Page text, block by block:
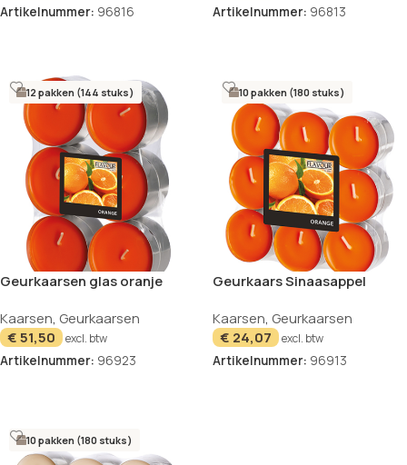
Artikelnummer: 96816 Artikelnummer: 96813
12 pakken (144 stuks)
Geurkaarsen glas oranje
Kaarsen, Geurkaarsen
€51,50 excl. btw
Artikelnummer: 96923
10 pakken (180 stuks)
Geurkaars Sinaasappel
Kaarsen, Geurkaarsen
€ 24,07 excl. btw
Artikelnummer: 96913
10 pakken (180 stuks)